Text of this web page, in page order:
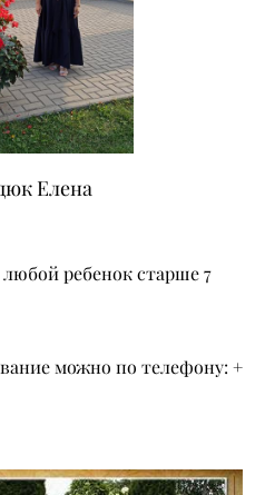
Елена
ребенок старше 7
можно по телефону: +